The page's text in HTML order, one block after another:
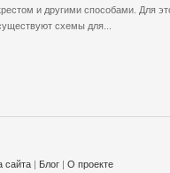
и другими способами. Для
схемы для...
сайта | Блог | О проекте